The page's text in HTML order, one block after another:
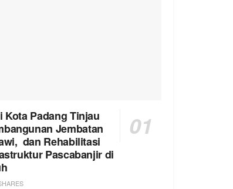
Kota Padang Tinjau
Jembatan
dan Rehabilitasi
Pascabanjir di